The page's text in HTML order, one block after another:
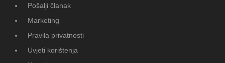
Pošalji članak
Marketing
Pravila privatnosti
Uvjeti korištenja